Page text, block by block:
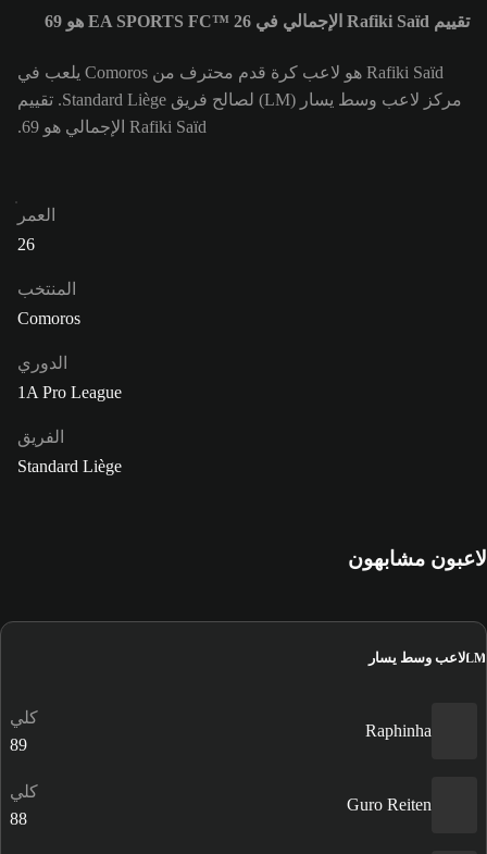
تقييم Rafiki Saïd الإجمالي في EA SPORTS FC™ 26 هو 69
Rafiki Saïd هو لاعب كرة قدم محترف من Comoros يلعب في
مركز لاعب وسط يسار (LM) لصالح فريق Standard Liège. تقييم
Rafiki Saïd الإجمالي هو 69.
العمر
26
المنتخب
Comoros
الدوري
1A Pro League
الفريق
Standard Liège
لاعبون مشابهون
LMلاعب وسط يسار
Raphinha
كلي
89
Guro Reiten
كلي
88